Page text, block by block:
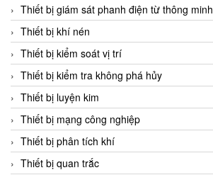
Chromalox
ChuanYi
CIC
Clage
Clake Fololo
Clark Cooper
CMC Ventilazione
Coax Valves Inc
Thiết bị giám sát phanh điện từ thông minh
Thiết bị khí nén
Thiết bị kiểm soát vị trí
Thiết bị kiểm tra không phá hủy
Thiết bị luyện kim
Thiết bị mạng công nghiệp
Thiết bị phân tích khí
Thiết bị quan trắc